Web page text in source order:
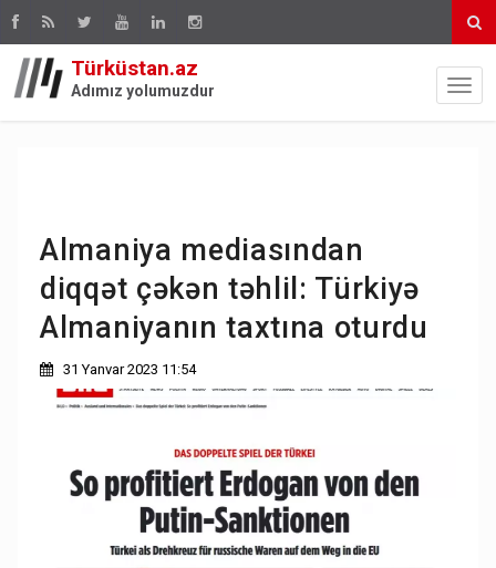
Türküstan.az
Adımız yolumuzdur
Almaniya mediasından
diqqət çəkən təhlil: Türkiyə
Almaniyanın taxtına oturdu
31 Yanvar 2023 11:54